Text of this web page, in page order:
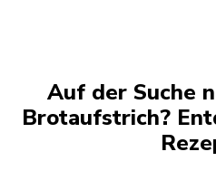
Auf der Suche
Brotaufstrich?